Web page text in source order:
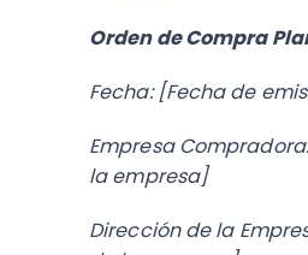
Orden de Compra
Fecha: [Fecha de
Empresa
la empresa]
Dirección de la